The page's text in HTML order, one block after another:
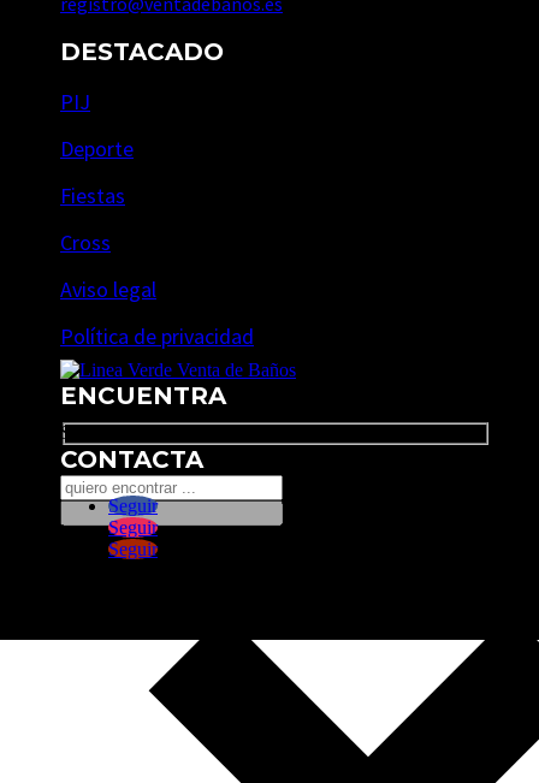
DESTACADO
PIJ
Deporte
Fiestas
Cross
Aviso legal
Política de privacidad
ENCUENTRA
Search
CONTACTA
Seguir
Seguir
Seguir